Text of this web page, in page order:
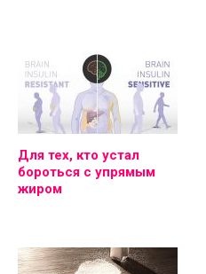
Для тех, кто устал
бороться с упрямым
жиром